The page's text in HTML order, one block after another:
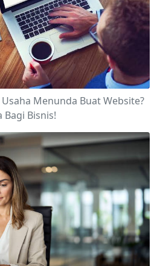
Menunda Buat Website?
Bisnis!